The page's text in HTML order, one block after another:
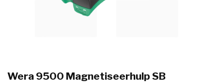
Wera 9500 Magnetiseerhulp SB